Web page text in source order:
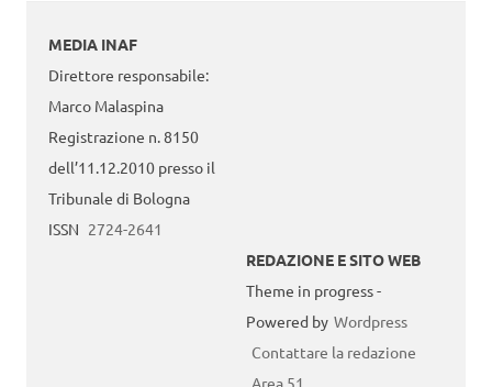
MEDIA INAF
Direttore responsabile:
Marco Malaspina
Registrazione n. 8150
dell’11.12.2010 presso il
Tribunale di Bologna
ISSN 2724-2641
REDAZIONE E SITO WEB
Theme in progress -
Powered by Wordpress
Contattare la redazione
Area 51